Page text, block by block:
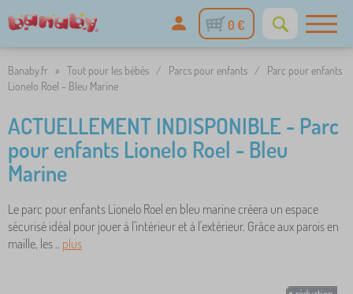
0 €
Banaby.fr » Tout pour les bébés / Parcs pour enfants /
Parc pour enfants
Lionelo Roel - Bleu Marine
ACTUELLEMENT INDISPONIBLE - Parc
pour enfants Lionelo Roel - Bleu
Marine
Le parc pour enfants Lionelo Roel en bleu marine créera un espace
sécurisé idéal pour jouer à l'intérieur et à l'extérieur. Grâce aux parois en
maille, les .. plus